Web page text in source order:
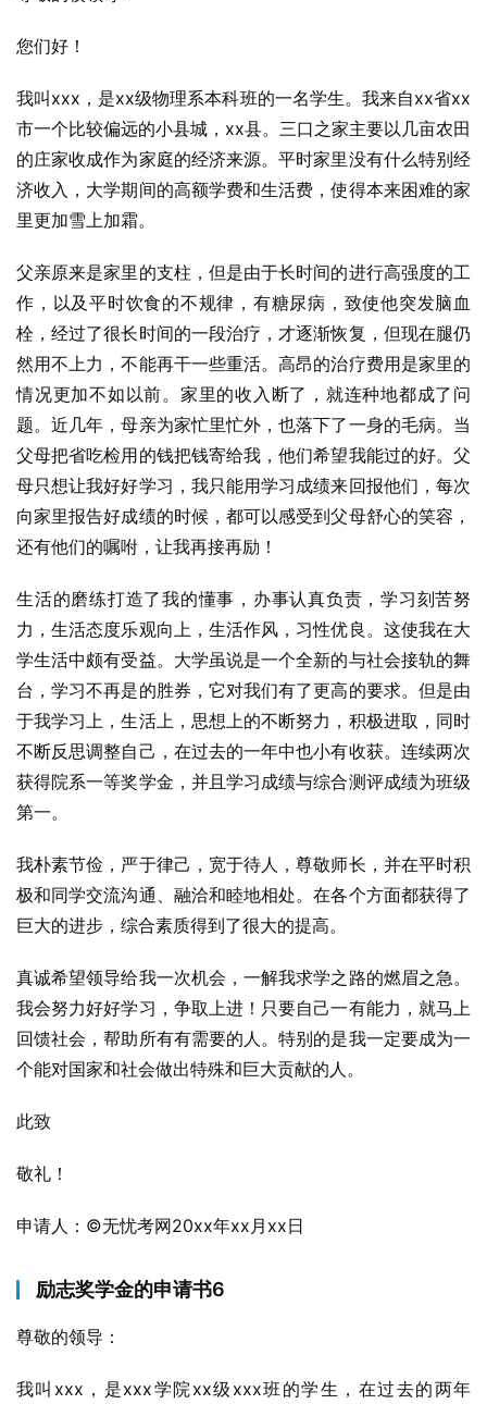
您们好！
我叫xxx，是xx级物理系本科班的一名学生。我来自xx省xx
市一个比较偏远的小县城，xx县。三口之家主要以几亩农田
的庄家收成作为家庭的经济来源。平时家里没有什么特别经
济收入，大学期间的高额学费和生活费，使得本来困难的家
里更加雪上加霜。
父亲原来是家里的支柱，但是由于长时间的进行高强度的工
作，以及平时饮食的不规律，有糖尿病，致使他突发脑血
栓，经过了很长时间的一段治疗，才逐渐恢复，但现在腿仍
然用不上力，不能再干一些重活。高昂的治疗费用是家里的
情况更加不如以前。家里的收入断了，就连种地都成了问
题。近几年，母亲为家忙里忙外，也落下了一身的毛病。当
父母把省吃检用的钱把钱寄给我，他们希望我能过的好。父
母只想让我好好学习，我只能用学习成绩来回报他们，每次
向家里报告好成绩的时候，都可以感受到父母舒心的笑容，
还有他们的嘱咐，让我再接再励！
生活的磨练打造了我的懂事，办事认真负责，学习刻苦努
力，生活态度乐观向上，生活作风，习性优良。这使我在大
学生活中颇有受益。大学虽说是一个全新的与社会接轨的舞
台，学习不再是的胜券，它对我们有了更高的要求。但是由
于我学习上，生活上，思想上的不断努力，积极进取，同时
不断反思调整自己，在过去的一年中也小有收获。连续两次
获得院系一等奖学金，并且学习成绩与综合测评成绩为班级
第一。
我朴素节俭，严于律己，宽于待人，尊敬师长，并在平时积
极和同学交流沟通、融洽和睦地相处。在各个方面都获得了
巨大的进步，综合素质得到了很大的提高。
真诚希望领导给我一次机会，一解我求学之路的燃眉之急。
我会努力好好学习，争取上进！只要自己一有能力，就马上
回馈社会，帮助所有有需要的人。特别的是我一定要成为一
个能对国家和社会做出特殊和巨大贡献的人。
此致
敬礼！
申请人：©无忧考网20xx年xx月xx日
励志奖学金的申请书6
尊敬的领导：
我叫xxx，是xxx学院xx级xxx班的学生，在过去的两年